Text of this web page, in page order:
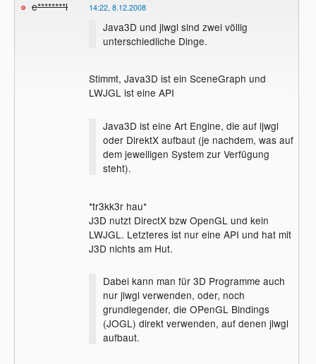
das C++ Programm, da der Bytcode nur
einmal in Maschinencode überführt wird
und dann für die komplette Ausführung des
Programms zur Verfügung steht.
immer sehr davon ab, unter welchen
Bedingungen man sie ausführt. Fair
und ist gleich schnell.
Java3D und jlwgl sind zwei völlig
unterschiedliche Dinge.
verwenden Lassen. Java3D ist eine Art
Engine, die auf ljwgl oder DirektX aufbaut
(je nachdem, was auf dem jeweiligen
System zur Verfügung steht). Dabei kann
verwenden, oder, noch grundlegender, die
OPenGL Bindings (JOGL) direkt
verwenden, auf denen jlwgl aufbaut.
Eine andere, weitaus umfangreichere, und
e********l 14:22, 8.12.2008
Java3D und jlwgl sind zwei völlig
unterschiedliche Dinge.
Stimmt, Java3D ist ein SceneGraph und
LWJGL ist eine API
Java3D ist eine Art Engine, die auf ljwgl
oder DirektX aufbaut (je nachdem, was auf
dem jeweiligen System zur Verfügung
steht).
*tr3kk3r hau*
J3D nutzt DirectX bzw OpenGL und kein
LWJGL. Letzteres ist nur eine API und hat mit
J3D nichts am Hut.
Dabei kann man für 3D Programme auch
nur jlwgl verwenden, oder, noch
grundlegender, die OPenGL Bindings
(JOGL) direkt verwenden, auf denen jlwgl
aufbaut.